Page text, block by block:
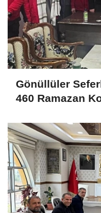
Gönüllüler
460 Ramazan